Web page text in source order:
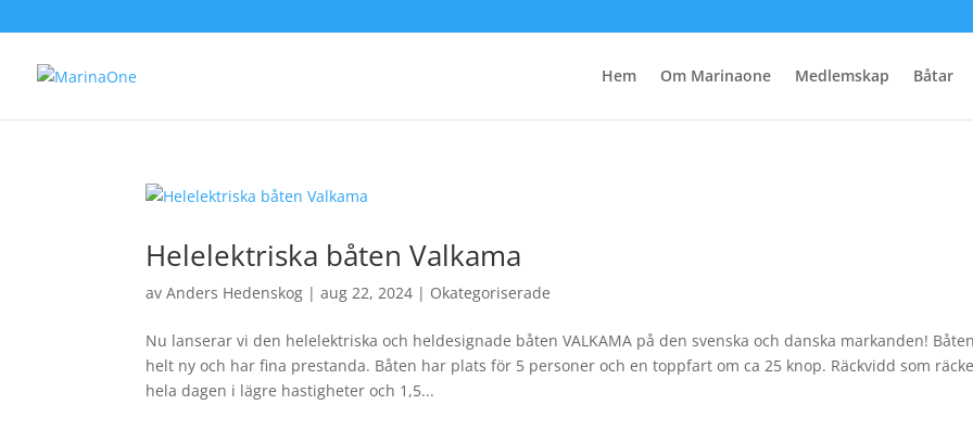
Hem Om Marinaone Medlemskap Båtar
Helelektriska båten Valkama
avAnders Hedenskog |aug 22, 2024 | Okategoriserade
Nu lanserar vi den helelektriska och heldesignade båten VALKAMA på den svenska och danska markanden!
helt ny och har fina prestanda. Båten har plats för 5 personer och en toppfart om ca 25 knop. Räckvidd som
hela dagen i lägre hastigheter och 1,5...